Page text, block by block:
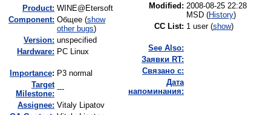
Product: WINE@Etersoft
Component: Общее (show
other bugs)
Version: unspecified
Hardware: PC Linux
mportance: P3 normal
Target
Milestone:
---
Assignee: Vitaly Lipatov
Modified: 2008-08-25 22:28
MSD (History)
CC List: 1 user (show)
See Also:
Заявки RT:
Связано с:
Дата
напоминания: